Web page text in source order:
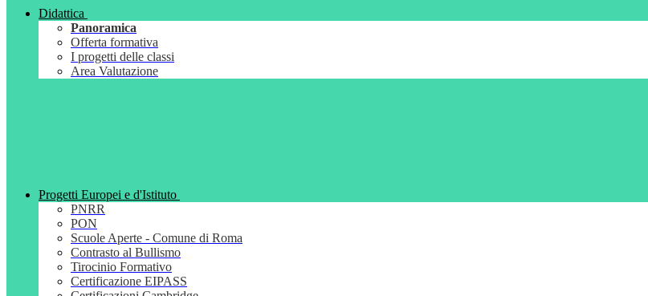
Didattica
Panoramica
Offerta formativa
I progetti delle classi
Area Valutazione
Progetti Europei e d'Istituto
PNRR
PON
Scuole Aperte - Comune di Roma
Contrasto al Bullismo
Tirocinio Formativo
Certificazione EIPASS